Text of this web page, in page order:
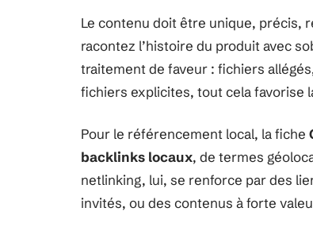
Le contenu doit être unique, précis,
racontez l’histoire du produit avec
traitement de faveur : fichiers
fichiers explicites, tout cela favorise
Pour le référencement local, la fiche
backlinks locaux, de termes
netlinking, lui, se renforce par des
invités, ou des contenus à forte